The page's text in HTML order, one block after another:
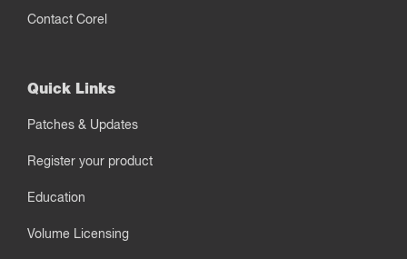
Contact Corel
Quick Links
Patches & Updates
Register your product
Education
Volume Licensing